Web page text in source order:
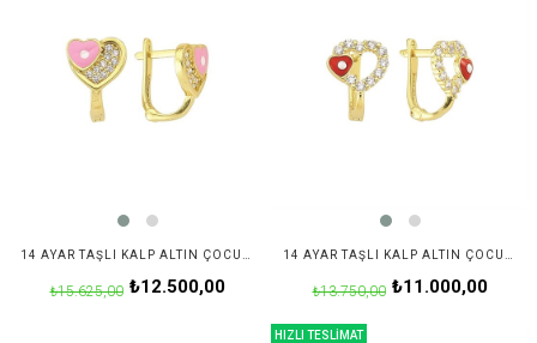
₺12.500,00
₺15.625,00 ₺11.000,00
₺13.750,00
HIZLI TESLİMAT